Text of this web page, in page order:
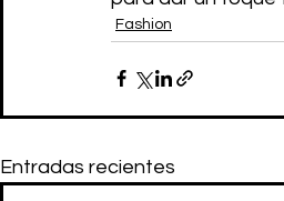
Fashion
Entradas recientes